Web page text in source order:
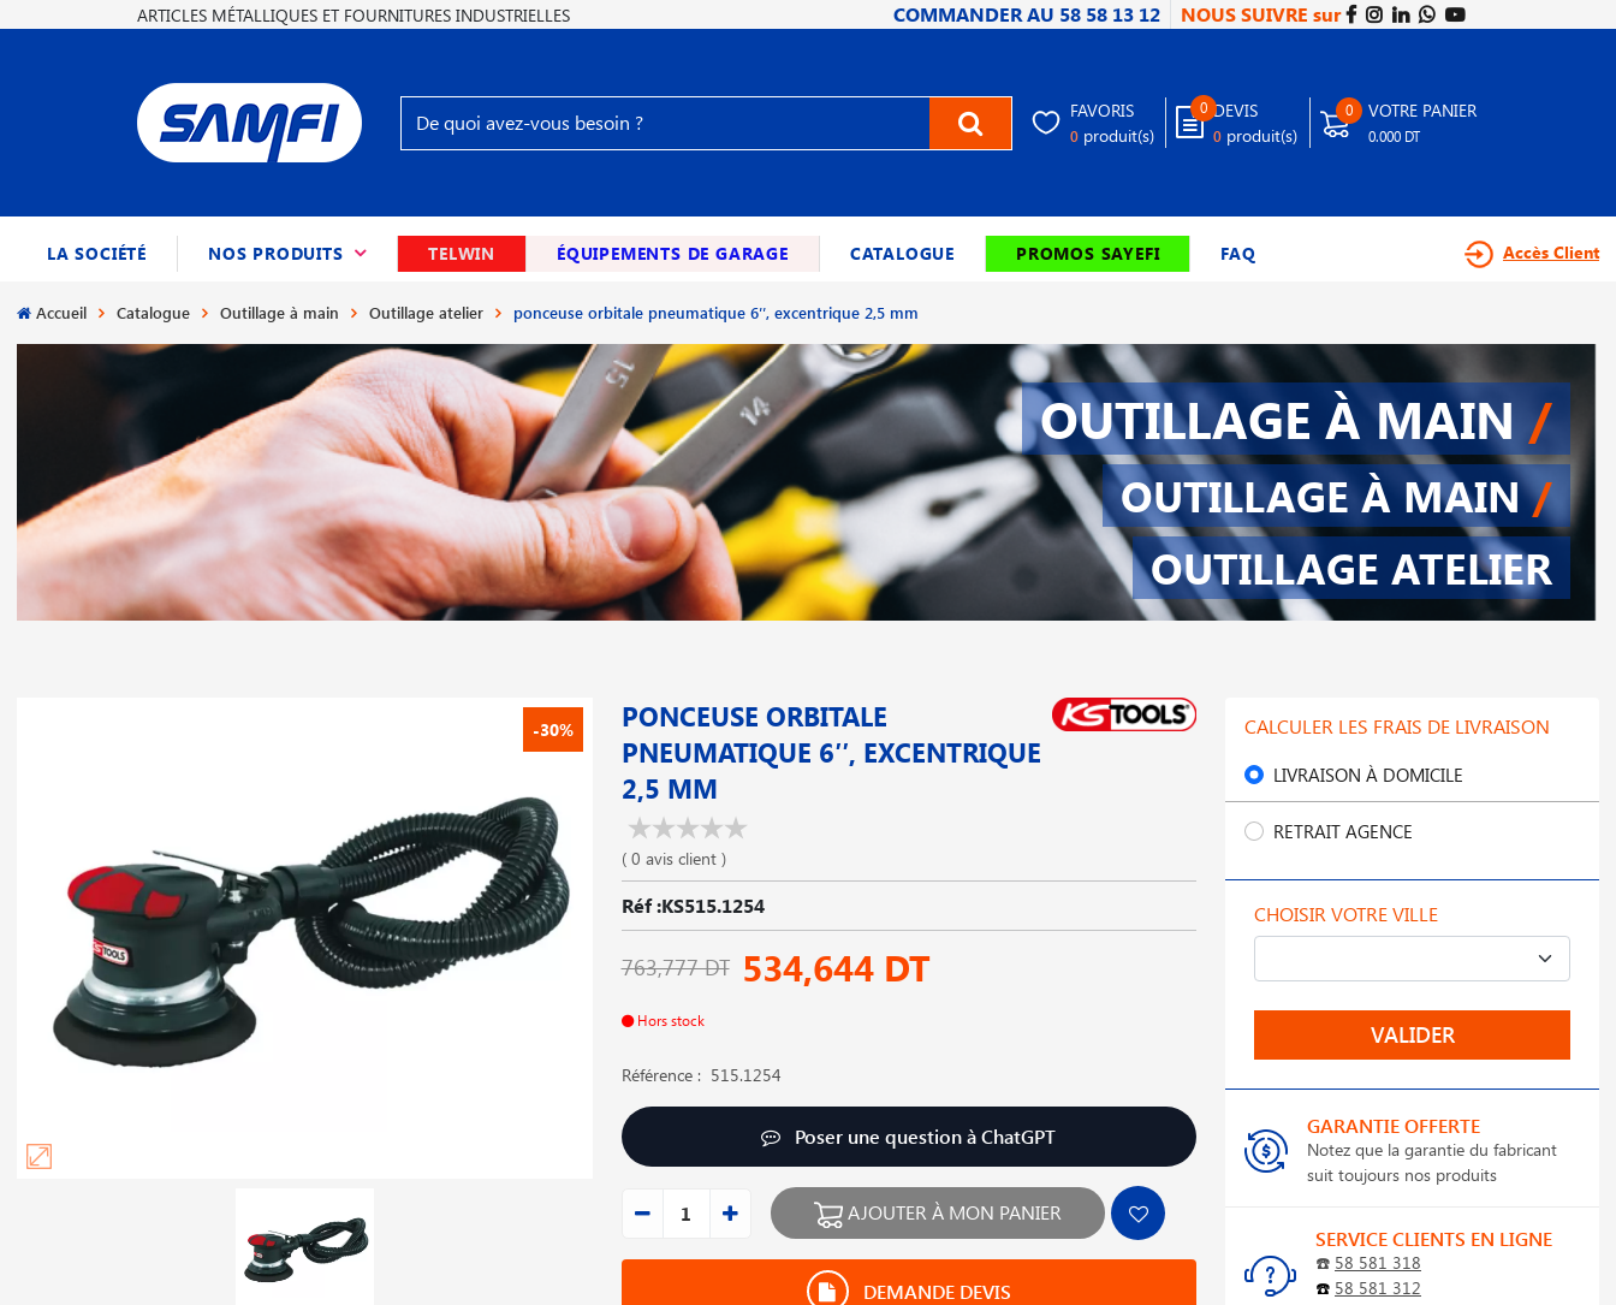
ARTICLES MÉTALLIQUES ET FOURNITURES INDUSTRIELLES COMMANDER AU 58 58 13 12 NOUS SUIVRE sur
FAVORIS
0 produit(s)
0 DEVIS
0 produit(s)
0 VOTRE PANIER
0.000 DT
LA SOCIÉTÉ NOS PRODUITS (CURRENT)TELWIN ÉQUIPEMENTS DE GARAGE CATALOGUE PROMOS SAYEFI FAQ Accès Client
Accueil Catalogue Outillage à main Outillage atelier ponceuse orbitale pneumatique 6′′, excentrique 2,5 mm
OUTILLAGE À MAIN /
OUTILLAGE À MAIN/
OUTILLAGE ATELIER
-30%
PONCEUSE ORBITALE
PNEUMATIQUE 6′′, EXCENTRIQUE
2,5 MM
( 0 avis client )
Réf :KS515.1254
763,777 DT 534,644 DT
Hors stock
Référence : 515.1254
Poser une question à ChatGPT
AJOUTER À MON PANIER
DEMANDE DEVIS
CALCULER LES FRAIS DE LIVRAISON
LIVRAISON À DOMICILE
RETRAIT AGENCE
CHOISIR VOTRE VILLE
VALIDER
GARANTIE OFFERTE
Notez que la garantie du fabricant
suit toujours nos produits
SERVICE CLIENTS EN LIGNE
☎️ 58 581 318
☎️ 58 581 312